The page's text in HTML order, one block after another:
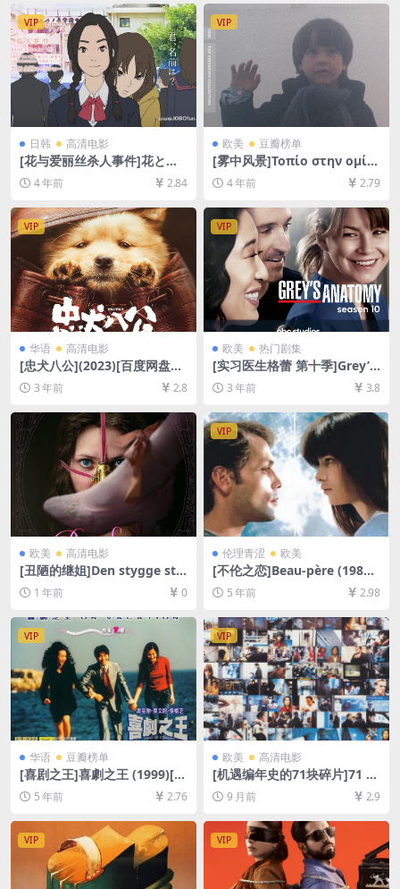
VIP
日韩 高清电影
[花与爱丽丝杀人事件]花とア
リス殺人事件 (2015)[百度网
盘+夸克网盘+迅雷云盘资源10
80P超清][MP4/6GB][日语中
字]
4 年前 2.84
VIP
欧美 豆瓣榜单
[雾中风景]Τοπίο στην ομίχ
λη (1988)[百度网盘+迅雷云
盘资源1080P超清][MP4/7.7G
B][中文字幕]
4 年前 2.79
VIP
华语 高清电影
[忠犬八公](2023)[百度网盘
+迅雷云盘资源1080P超清未
删减][MP4/7.5GB][中英字幕]
3 年前 2.8
VIP
欧美 热门剧集
[实习医生格蕾 第十季]Grey’s
Anatomy Season 10 (2013)
[百度网盘+夸克网盘1080P超
清未删减资源][网盘在线播放/
下载][MP4/67GB][奈飞官方
中字]
3 年前 3.8
欧美 高清电影
[丑陋的继姐]Den stygge ste
søsteren (2025)[百度网盘
+夸克网盘1080P超清未删减
4/7.2GB][中英字幕]
1 年前 0
VIP
伦理青涩 欧美
[不伦之恋]Beau-père (1981)
[百度网盘+迅雷云盘资源1080
P超清未删减][MP4/8.1GB][原
5 年前 2.98
VIP
华语 豆瓣榜单
[喜剧之王]喜劇之王 (1999)[百
度网盘+迅雷云盘资源1080P
超清未删减][MP4/5.3GB][粤
语中字]
5 年前 2.76
VIP
欧美 高清电影
[机遇编年史的71块碎片]71 Fr
agmente einer Chronologi
e des Zufalls (1994)[百度网
盘+夸克网盘1080P超清未删
减资源][网盘在线播放/下载]
[MP4/7.3GB][中文字幕]
9 月前 2.9
VIP VIP